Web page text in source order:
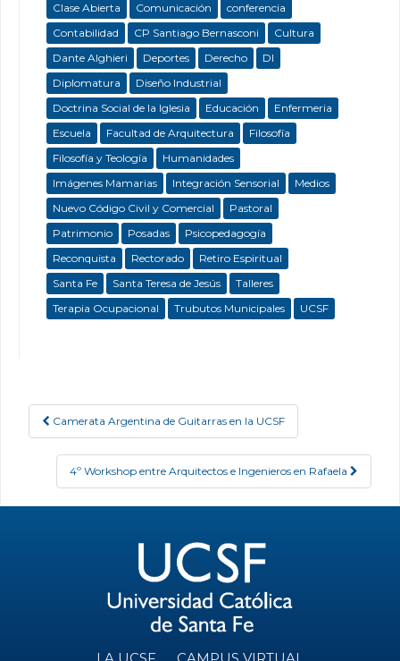
Clase Abierta
Comunicación
conferencia
Contabilidad
CP Santiago Bernasconi
Cultura
Dante Alghieri
Deportes Derecho
DI
Diplomatura
Diseño Industrial
Doctrina Social de la Iglesia
Educación
Enfermeria
Escuela
Facultad de Arquitectura
Filosofía
Filosofía y Teología
Humanidades
Imágenes Mamarias
Integración Sensorial
Medios
Nuevo Código Civil y Comercial
Pastoral
Patrimonio
Posadas
Psicopedagogía
Reconquista
Rectorado
Retiro Espiritual
Santa Fe
Santa Teresa de Jesús
Talleres
Terapia Ocupacional
Trubutos Municipales UCSF
Post navigation
Camerata Argentina de Guitarras en la UCSF
4º Workshop entre Arquitectos e Ingenieros en Rafaela